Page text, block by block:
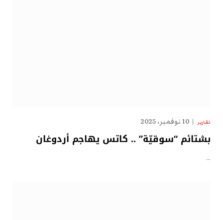
تقارير 10 نوفمبر، 2025
بشتائم “سوقيّة” .. كاتس يهاجم أردوغان
…